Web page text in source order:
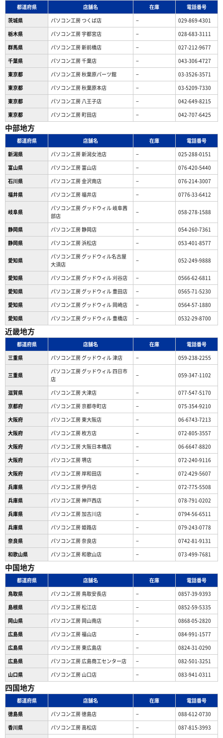
都道府県 店舗名 在庫
電話番号
茨城県
パソコン工房 つくば店 −
029-869-4301
栃木県
パソコン工房 宇都宮店 −
028-683-3111
群馬県
パソコン工房 新前橋店 −
027-212-9677
千葉県
パソコン工房 千葉店 −
043-306-4727
東京都
パソコン工房 秋葉原パーツ館 −
03-3526-3571
東京都
パソコン工房 秋葉原本店 −
03-5209-7330
東京都
パソコン工房 八王子店 −
042-649-8215
東京都
パソコン工房 町田店 − 042-707-6425
中部地方
都道府県 店舗名 在庫
電話番号
新潟県
パソコン工房 新潟女池店 −
025-288-0151
富山県
パソコン工房 富山店 −
076-420-5440
石川県
パソコン工房 金沢南店 −
076-214-3007
福井県
パソコン工房 福井店 − 0776-33-6412
岐阜県
パソコン工房 グッドウィル 岐阜茜
部店
− 058-278-1588
静岡県 パソコン工房 静岡店 −
054-260-7361
静岡県
パソコン工房 浜松店 − 053-401-8577
愛知県
パソコン工房 グッドウィル名古屋
大須店
− 052-249-9888
愛知県 パソコン工房 グッドウィル 刈谷店 −
0566-62-6811
愛知県
パソコン工房 グッドウィル 豊田店 −
0565-71-5230
愛知県
パソコン工房 グッドウィル 岡崎店 −
0564-57-1880
愛知県
パソコン工房 グッドウィル 豊橋店 − 0532-29-8700
近畿地方
都道府県 店舗名 在庫
電話番号
三重県
パソコン工房 グッドウィル 津店 − 059-238-2255
三重県
パソコン工房 グッドウィル 四日市
店
− 059-347-1102
滋賀県 パソコン工房 大津店 −
077-547-5170
京都府
パソコン工房 京都寺町店 −
075-354-9210
大阪府
パソコン工房 東大阪店 −
06-6743-7213
大阪府
パソコン工房 枚方店 −
072-805-3557
大阪府
パソコン工房 大阪日本橋店 −
06-6647-8820
大阪府
パソコン工房 堺店 −
072-240-9116
大阪府
パソコン工房 岸和田店 −
072-429-5607
兵庫県
パソコン工房 伊丹店 −
072-775-5508
兵庫県
パソコン工房 神戸西店 −
078-791-0202
兵庫県
パソコン工房 加古川店 −
0794-56-6511
兵庫県
パソコン工房 姫路店 −
079-243-0778
奈良県
パソコン工房 奈良店 −
0742-81-9131
和歌山県
パソコン工房 和歌山店 − 073-499-7681
中国地方
都道府県 店舗名 在庫
電話番号
鳥取県
パソコン工房 鳥取安長店 −
0857-39-9393
島根県
パソコン工房 松江店 −
0852-59-5335
岡山県
パソコン工房 岡山南店 −
0868-05-2820
広島県
パソコン工房 福山店 −
084-991-1577
広島県
パソコン工房 東広島店 −
0824-31-0290
広島県
パソコン工房 広島商工センター店 −
082-501-3251
山口県
パソコン工房 山口店 − 083-941-0311
四国地方
都道府県 店舗名 在庫
電話番号
徳島県
パソコン工房 徳島店 −
088-612-0730
香川県
パソコン工房 高松店 −
087-815-3993